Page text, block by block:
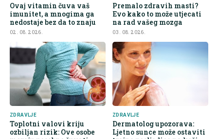
Ovaj vitamin čuva vaš
imunitet, a mnogima ga
nedostaje bez da to znaju
02. 08. 2026.
Premalo zdravih masti?
Evo kako to može utjecati
na rad vašeg mozga
03. 08. 2026.
ZDRAVLJE
Toplotni valovi kriju
ozbiljan rizik: Ove osobe
ZDRAVLJE
Dermatolog upozorava:
Ljetno sunce može ostaviti